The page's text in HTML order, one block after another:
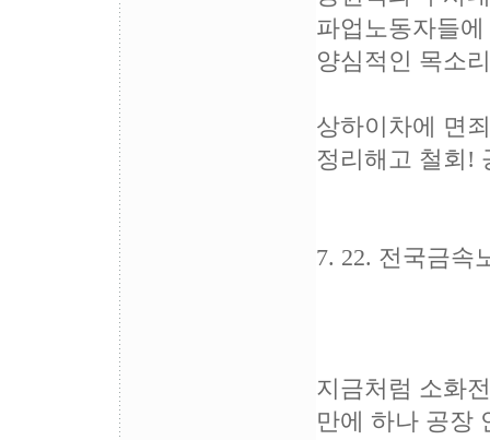
파업노동자들
양심적인 목소
상하이차에 면
정리해고 철회!
7. 22. 전국금속
지금처럼 소화
만에 하나 공장